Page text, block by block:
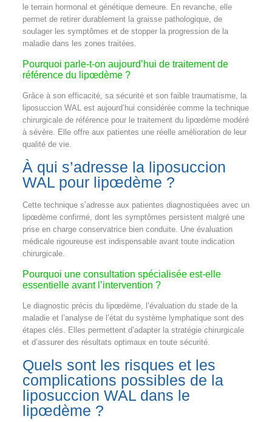
le terrain hormonal et génétique demeure. En revanche, elle
permet de retirer durablement la graisse pathologique, de
soulager les symptômes et de stopper la progression de la
maladie dans les zones traitées.
Pourquoi parle-t-on aujourd’hui de traitement de
référence du lipœdème ?
Grâce à son efficacité, sa sécurité et son faible traumatisme, la
liposuccion WAL est aujourd’hui considérée comme la technique
chirurgicale de référence pour le traitement du lipœdème modéré
à sévère. Elle offre aux patientes une réelle amélioration de leur
qualité de vie.
À qui s’adresse la liposuccion
WAL pour lipœdème ?
Cette technique s’adresse aux patientes diagnostiquées avec un
lipœdème confirmé, dont les symptômes persistent malgré une
prise en charge conservatrice bien conduite. Une évaluation
médicale rigoureuse est indispensable avant toute indication
chirurgicale.
Pourquoi une consultation spécialisée est-elle
essentielle avant l’intervention ?
Le diagnostic précis du lipœdème, l’évaluation du stade de la
maladie et l’analyse de l’état du système lymphatique sont des
étapes clés. Elles permettent d’adapter la stratégie chirurgicale
et d’assurer des résultats optimaux en toute sécurité.
Quels sont les risques et les
complications possibles de la
liposuccion WAL dans le
lipœdème ?